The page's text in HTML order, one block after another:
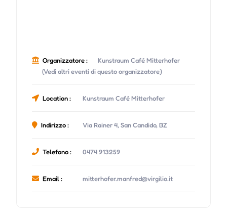
Organizzatore :
Kunstraum Café Mitterhofer
(Vedi altri eventi di questo organizzatore)
Location : Kunstraum Café Mitterhofer
Indirizzo : Via Rainer 4, San Candido, BZ
Telefono : 0474 913259
Email : mitterhofer.manfred@virgilio.it